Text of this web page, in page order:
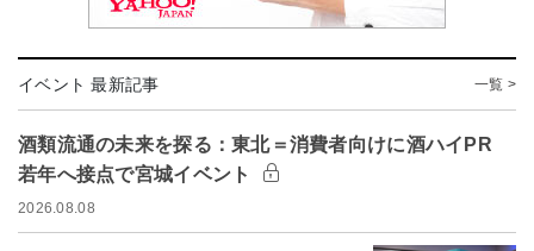
イベント 最新記事 一覧 >
酒類流通の未来を探る：東北＝消費者向けに酒ハイPR
若年へ接点で宮城イベント
2026.08.08